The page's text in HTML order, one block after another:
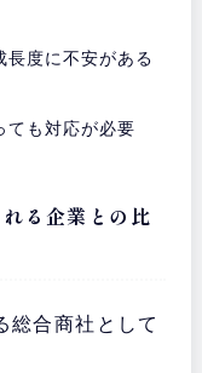
度に不安がある
ても対応が必要
る企業との比
総合商社として